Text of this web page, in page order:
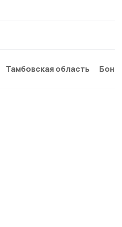
Тамбовская область